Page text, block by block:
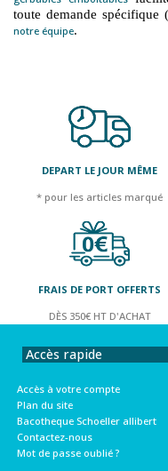
toute demande spécifique
notre équipe.
DEPART LE JOUR MÊME
* pour les articles marqué
FRAIS DE PORT OFFERTS
DÈS 350€ HT D'ACHAT
Accès rapide
Accès à votre compte
Plan du site
Bacotheque Schoeller allibert
Contactez-nous
Mot de passe oublié ?